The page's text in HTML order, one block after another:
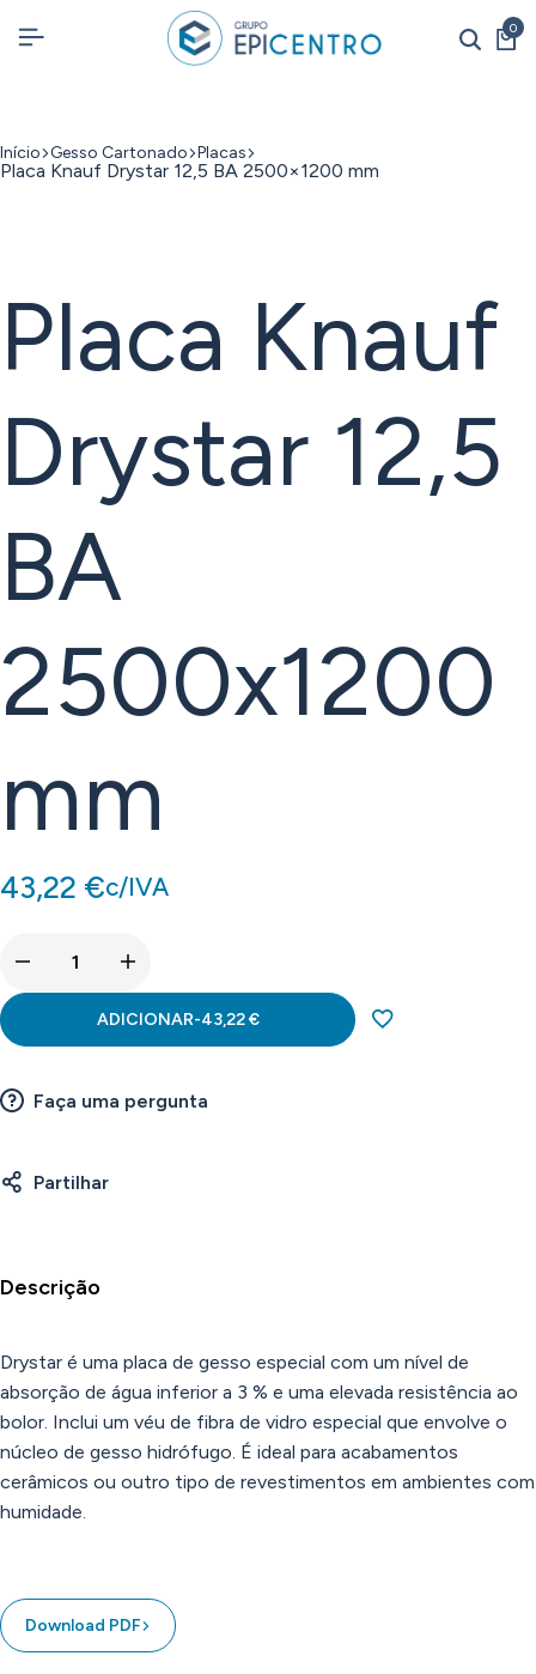
0
Início Gesso Cartonado Placas
Placa Knauf Drystar 12,5 BA 2500×1200 mm
Placa Knauf
Drystar 12,5
BA
2500x1200
mm
43,22 €c/IVA
ADICIONAR-43,22€
Faça uma pergunta
Partilhar
Descrição
Drystar é uma placa de gesso especial com um nível de
absorção de água inferior a 3 % e uma elevada resistência ao
bolor. Inclui um véu de fibra de vidro especial que envolve o
núcleo de gesso hidrófugo. É ideal para acabamentos
cerâmicos ou outro tipo de revestimentos em ambientes com
humidade.
Download PDF